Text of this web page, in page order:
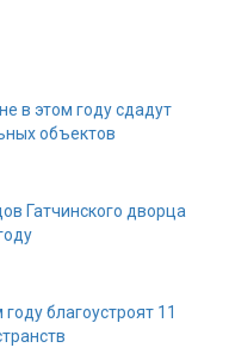
в этом году сдадут
объектов
Гатчинского дворца
благоустроят 11